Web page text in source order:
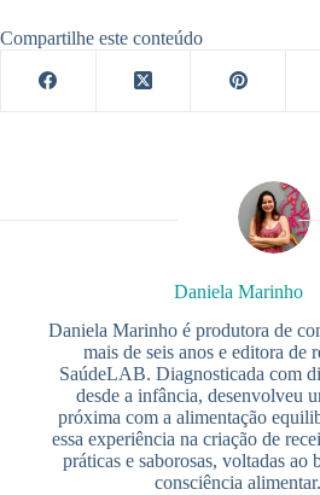
Compartilhe este conteúdo
Daniela Marinho
Daniela Marinho é produtora de
mais de seis anos e editora de
SaúdeLAB. Diagnosticada com
desde a infância, desenvolveu
próxima com a alimentação
essa experiência na criação de
práticas e saborosas, voltadas ao
consciência alimentar.